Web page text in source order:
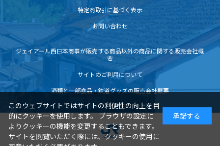
特定商取引に基づく表示
お問い合わせ
ジェイアール西日本商事が販売する商品以外の商品に関する販売会社概
要
サイトのご利用について
酒類と一部食品・鉄道グッズの販売会社概要
このウェブサイトではサイトの利便性の向上を目
的にクッキーを使用します。 ブラウザの設定に
よりクッキーの機能を変更することもできます。
サイトを閲覧いただく際には、クッキーの使用に
承諾する